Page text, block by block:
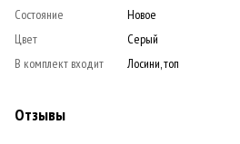
Состояние
Новое
Цвет
Серый
В комплект входит
Лосини, топ
Отзывы